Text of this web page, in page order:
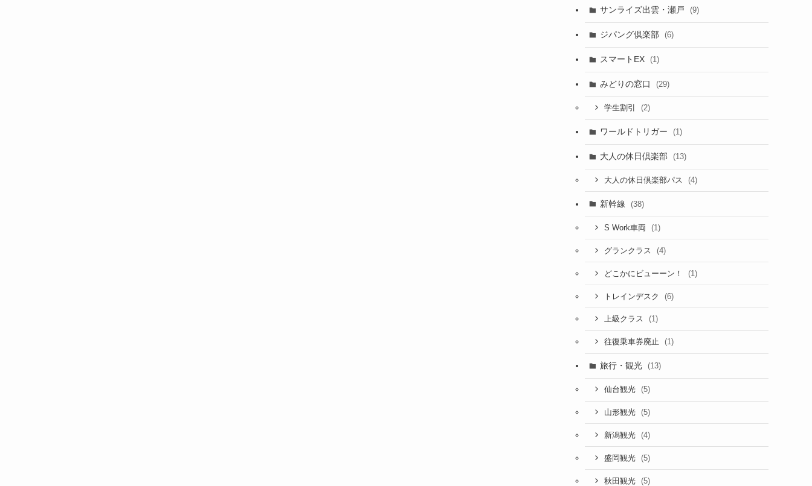
サンライズ出雲・瀬戸 (9)
ジパング倶楽部 (6)
スマートEX (1)
みどりの窓口 (29)
学生割引 (2)
ワールドトリガー (1)
大人の休日倶楽部 (13)
大人の休日倶楽部パス (4)
新幹線 (38)
S Work車両 (1)
グランクラス (4)
どこかにビューーン！ (1)
トレインデスク (6)
上級クラス (1)
往復乗車券廃止 (1)
旅行・観光 (13)
仙台観光 (5)
山形観光 (5)
新潟観光 (4)
盛岡観光 (5)
秋田観光 (5)